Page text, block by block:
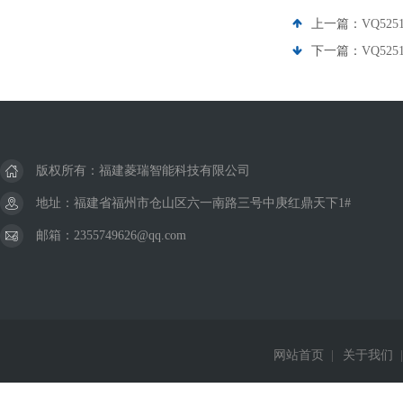
上一篇：
下一篇：
版权所有：福建菱瑞智能科技有限公司
地址：福建省福州市仓山区六一南路三号中庚红鼎天下1#
邮箱：2355749626@qq.com
网站首页 关于我们